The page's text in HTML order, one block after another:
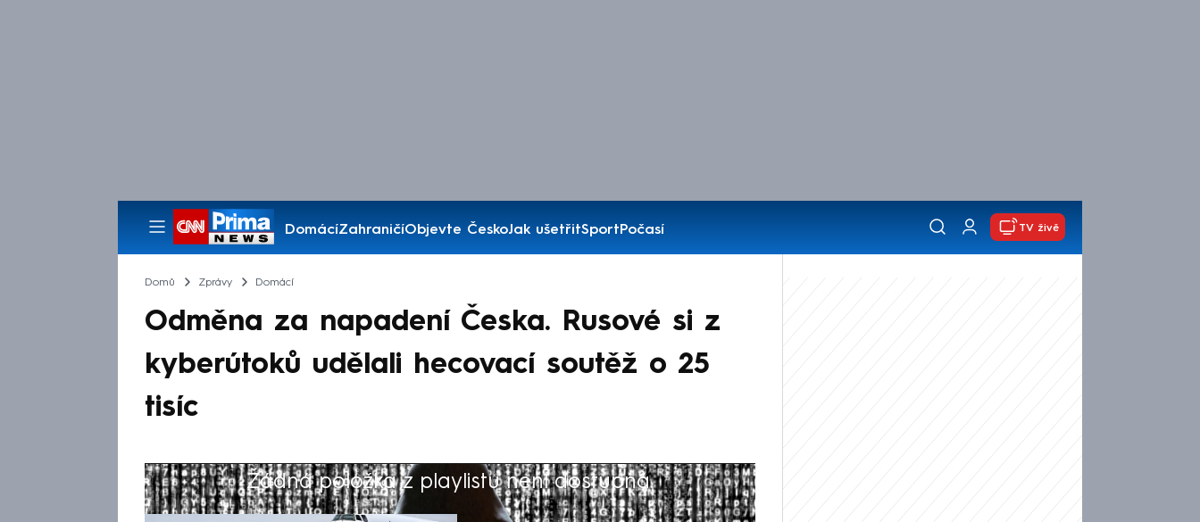
DomácíZahraničíObjevte ČeskoJak ušetřitSportPočasí
Pořady
TV živě
Domů Zprávy Domácí
Odměna za napadení Česka. Rusové si z
kyberútoků udělali hecovací soutěž o 25
tisíc
Žádná položka z playlistu není dostupná.
Výběr redakce